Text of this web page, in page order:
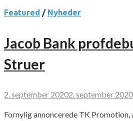
Featured / Nyheder
Jacob Bank
Struer
2. september 20202. september 2020
Fornylig annoncerede TK Promotion,